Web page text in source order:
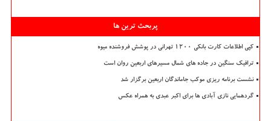
پربحث ترین ها
کپی اطلاعات کارت بانکی ۱۲۰۰ تهرانی در پوشش فروشنده میوه
ترافیک سنگین در جاده های شمال مسیرهای اربعین روان است
نشست برنامه ریزی موکب جاماندگان اربعین برگزار شد
گردهمایی نازی آبادی ها برای اکبر عبدی به همراه عکس